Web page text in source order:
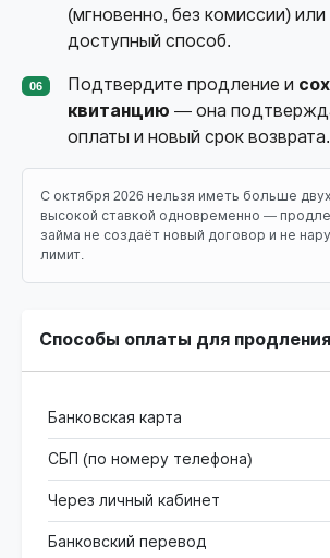
(мгновенно, без комиссии) или
доступный способ.
06 Подтвердите продление и
квитанцию — она
оплаты и новый срок возврата.
С октября 2026 нельзя иметь больше
высокой ставкой одновременно —
займа не создаёт новый договор и не
лимит.
Способы оплаты для продления
Банковская карта
СБП (по номеру телефона)
Через личный кабинет
Банковский перевод